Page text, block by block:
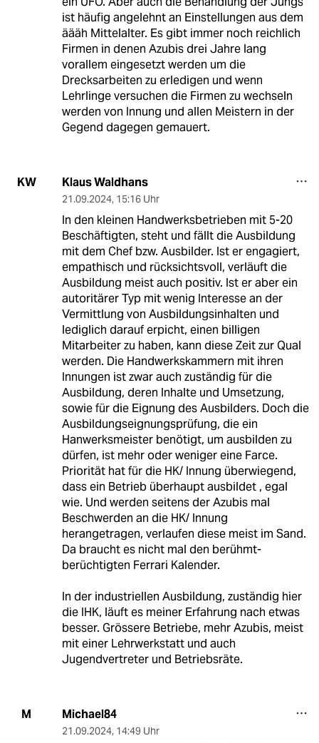
ist häufig angelehnt an Einstellungen aus dem
äääh Mittelalter. Es gibt immer noch reichlich
Firmen in denen Azubis drei Jahre lang
vorallem eingesetzt werden um die
Drecksarbeiten zu erledigen und wenn
Lehrlinge versuchen die Firmen zu wechseln
werden von Innung und allen Meistern in der
Gegend dagegen gemauert.
KW Klaus Waldhans
21.09.2024, 15:16 Uhr
In den kleinen Handwerksbetrieben mit 5-20
Beschäftigten, steht und fällt die Ausbildung
mit dem Chef bzw. Ausbilder. Ist er engagiert,
empathisch und rücksichtsvoll, verläuft die
Ausbildung meist auch positiv. Ist er aber ein
autoritärer Typ mit wenig Interesse an der
Vermittlung von Ausbildungsinhalten und
lediglich darauf erpicht, einen billigen
Mitarbeiter zu haben, kann diese Zeit zur Qual
werden. Die Handwerkskammern mit ihren
Innungen ist zwar auch zuständig für die
Ausbildung, deren Inhalte und Umsetzung,
sowie für die Eignung des Ausbilders. Doch die
Ausbildungseignungsprüfung, die ein
Hanwerksmeister benötigt, um ausbilden zu
dürfen, ist mehr oder weniger eine Farce.
Priorität hat für die HK/ Innung überwiegend,
dass ein Betrieb überhaupt ausbildet , egal
wie. Und werden seitens der Azubis mal
Beschwerden an die HK/ Innung
herangetragen, verlaufen diese meist im Sand.
Da braucht es nicht mal den berühmt-
berüchtigten Ferrari Kalender.
In der industriellen Ausbildung, zuständig hier
die IHK, läuft es meiner Erfahrung nach etwas
besser. Grössere Betriebe, mehr Azubis, meist
mit einer Lehrwerkstatt und auch
Jugendvertreter und Betriebsräte.
M Michael84
21.09.2024, 14:49 Uhr